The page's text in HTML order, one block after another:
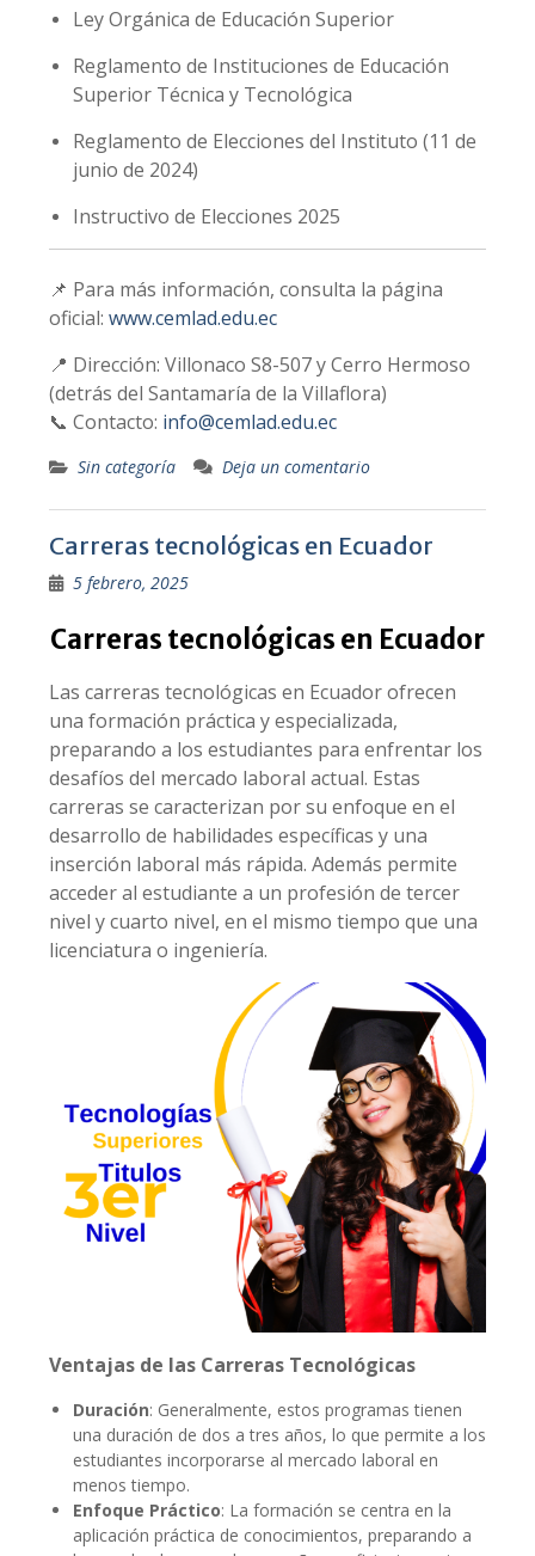
Ley Orgánica de Educación Superior
Reglamento de Instituciones de Educación
Superior Técnica y Tecnológica
Reglamento de Elecciones del Instituto (11 de
junio de 2024)
Instructivo de Elecciones 2025
📌 Para más información, consulta la página
oficial: www.cemlad.edu.ec
📍 Dirección: Villonaco S8-507 y Cerro Hermoso
(detrás del Santamaría de la Villaflora)
📞 Contacto: info@cemlad.edu.ec
Sin categoría Deja un comentario
Carreras tecnológicas en Ecuador
5 febrero, 2025
Carreras tecnológicas en Ecuador
Las carreras tecnológicas en Ecuador ofrecen
una formación práctica y especializada,
preparando a los estudiantes para enfrentar los
desafíos del mercado laboral actual. Estas
carreras se caracterizan por su enfoque en el
desarrollo de habilidades específicas y una
inserción laboral más rápida. Además permite
acceder al estudiante a un profesión de tercer
nivel y cuarto nivel, en el mismo tiempo que una
licenciatura o ingeniería.
Ventajas de las Carreras Tecnológicas
Duración: Generalmente, estos programas tienen
una duración de dos a tres años, lo que permite a los
estudiantes incorporarse al mercado laboral en
menos tiempo.
Enfoque Práctico: La formación se centra en la
aplicación práctica de conocimientos, preparando a